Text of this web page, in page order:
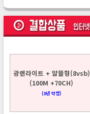
광랜라이트 + 알뜰형(8vsb)
(100M +70CH)
(3년 약정)